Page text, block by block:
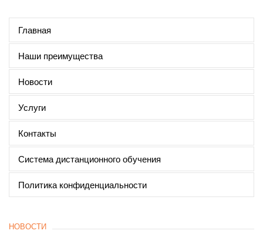
Главная
Наши преимущества
Новости
Услуги
Контакты
Система дистанционного обучения
Политика конфиденциальности
НОВОСТИ